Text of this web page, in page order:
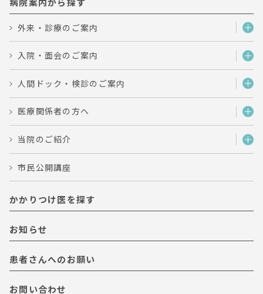
外来・診療のご案内
入院・面会のご案内
人間ドック・検診のご案内
医療関係者の方へ
当院のご紹介
市民公開講座
かかりつけ医を探す
お知らせ
患者さんへのお願い
お問い合わせ